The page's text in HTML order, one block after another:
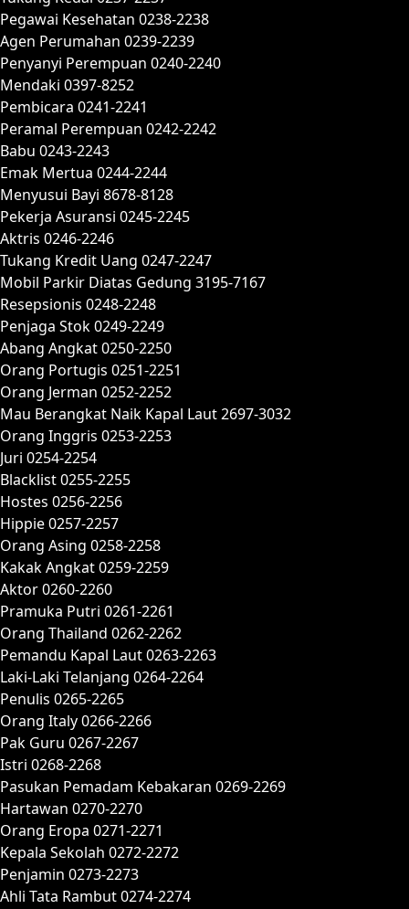
Pegawai Kesehatan 0238-2238
Agen Perumahan 0239-2239
Penyanyi Perempuan 0240-2240
Mendaki 0397-8252
Pembicara 0241-2241
Peramal Perempuan 0242-2242
Babu 0243-2243
Emak Mertua 0244-2244
Menyusui Bayi 8678-8128
Pekerja Asuransi 0245-2245
Aktris 0246-2246
Tukang Kredit Uang 0247-2247
Mobil Parkir Diatas Gedung 3195-7167
Resepsionis 0248-2248
Penjaga Stok 0249-2249
Abang Angkat 0250-2250
Orang Portugis 0251-2251
Orang Jerman 0252-2252
Mau Berangkat Naik Kapal Laut 2697-3032
Orang Inggris 0253-2253
Juri 0254-2254
Blacklist 0255-2255
Hostes 0256-2256
Hippie 0257-2257
Orang Asing 0258-2258
Kakak Angkat 0259-2259
Aktor 0260-2260
Pramuka Putri 0261-2261
Orang Thailand 0262-2262
Pemandu Kapal Laut 0263-2263
Laki-Laki Telanjang 0264-2264
Penulis 0265-2265
Orang Italy 0266-2266
Pak Guru 0267-2267
Istri 0268-2268
Pasukan Pemadam Kebakaran 0269-2269
Hartawan 0270-2270
Orang Eropa 0271-2271
Kepala Sekolah 0272-2272
Penjamin 0273-2273
Ahli Tata Rambut 0274-2274